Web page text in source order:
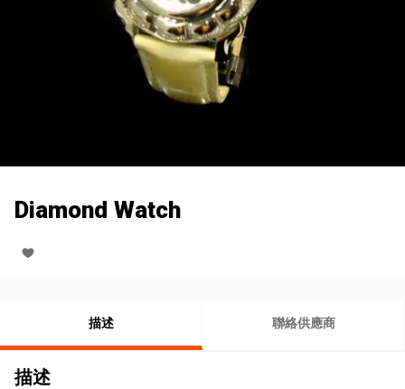
Diamond Watch
描述 聯絡供應商
描述